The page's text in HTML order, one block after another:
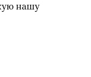
нашу